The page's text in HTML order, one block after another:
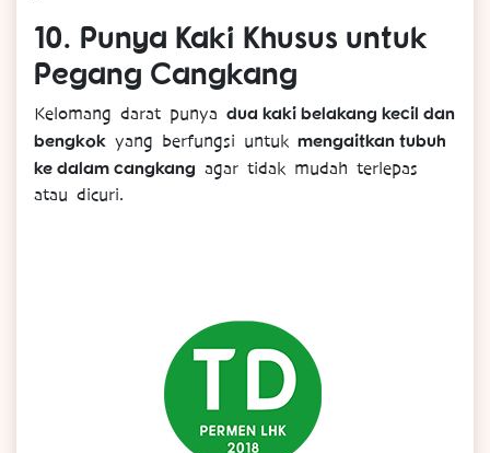
10. Punya Kaki Khusus untuk
Pegang Cangkang
Kelomang darat punya dua kaki belakang kecil dan
bengkok yang berfungsi untuk mengaitkan tubuh
ke dalam cangkang agar tidak mudah terlepas
atau dicuri.